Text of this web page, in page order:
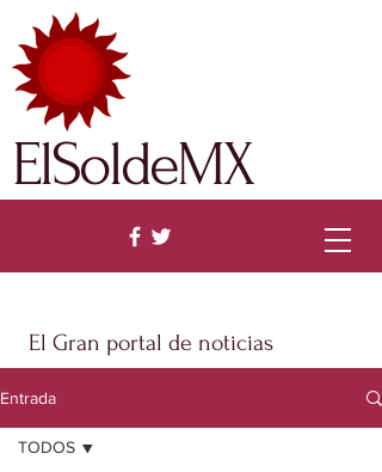
El Gran portal de noticias
ElSoldeMX
Entrada
TODOS